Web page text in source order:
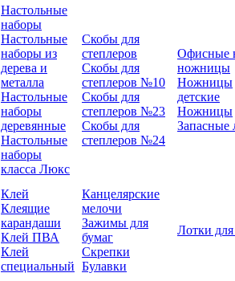
Настольные
наборы
Настольные
наборы из
дерева и
металла
Настольные
наборы
деревянные
Настольные
наборы
класса Люкс
Скобы для
степлеров
Скобы для
степлеров №10
Скобы для
степлеров №23
Скобы для
степлеров №24
Офисные
ножницы
Ножницы
детские
Ножницы
Запасные
Клей
Клеящие
карандаши
Клей ПВА
Клей
специальный
Канцелярские
мелочи
Зажимы для
бумаг
Скрепки
Булавки
Лотки